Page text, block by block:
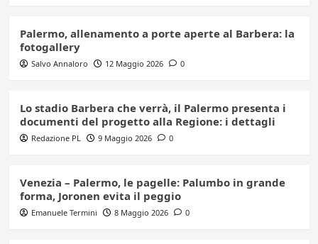
Palermo, allenamento a porte aperte al Barbera: la
fotogallery
Salvo Annaloro 12 Maggio 2026 0
Lo stadio Barbera che verrà, il Palermo presenta i
documenti del progetto alla Regione: i dettagli
Redazione PL 9 Maggio 2026 0
Venezia – Palermo, le pagelle: Palumbo in grande
forma, Joronen evita il peggio
Emanuele Termini 8 Maggio 2026 0